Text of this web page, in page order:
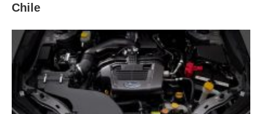
Chile